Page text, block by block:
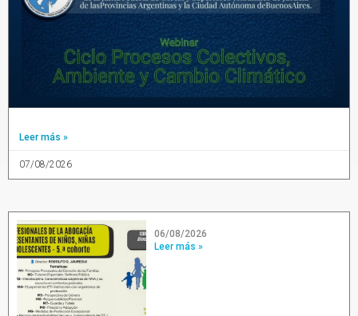
Leer más »
07/08/2026
06/08/2026
Leer más »